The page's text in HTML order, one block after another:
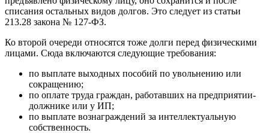
списания остальных видов долгов. Это следует из статьи
213.28 закона № 127-ФЗ.
Ко второй очереди относятся тоже долги перед физическими
лицами. Сюда включаются следующие требования:
по выплате выходных пособий по увольнению или
сокращению;
по оплате труда граждан, работавших на предприятии-
должнике или у ИП;
по выплате вознаграждений за интеллектуальную
собственность.